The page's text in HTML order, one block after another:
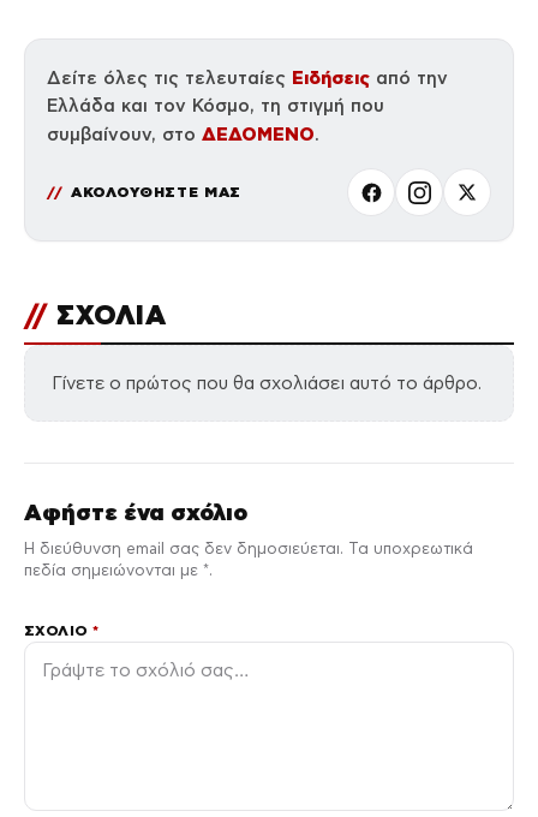
Δείτε όλες τις τελευταίες Ειδήσεις από την
Ελλάδα και τον Κόσμο, τη στιγμή που
συμβαίνουν, στο ΔΕΔΟΜΕΝΟ.
ΑΚΟΛΟΥΘΗΣΤΕ ΜΑΣ
// ΣΧΟΛΙΑ
Γίνετε ο πρώτος που θα σχολιάσει αυτό το άρθρο.
Αφήστε ένα σχόλιο
Η διεύθυνση email σας δεν δημοσιεύεται. Τα υποχρεωτικά
πεδία σημειώνονται με *.
ΣΧΌΛΙΟ*